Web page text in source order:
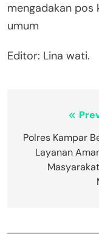
mengadakan pos
umum
Editor: Lina wati.
Navigasi
pos
Polres Kampar
Layanan